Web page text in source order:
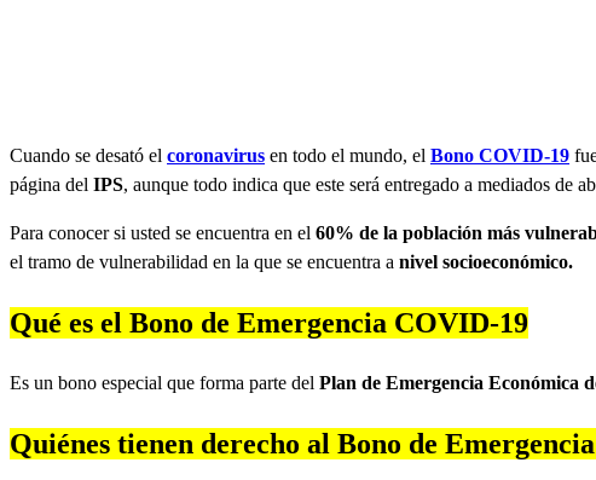
Cuando se desató el coronavirus en todo el mundo, el Bono COVID-19
página del IPS, aunque todo indica que este será entregado a mediados de
Para conocer si usted se encuentra en el 60% de la población más
el tramo de vulnerabilidad en la que se encuentra a nivel socioeconómico.
Qué es el Bono de Emergencia COVID-19
Es un bono especial que forma parte del Plan de Emergencia Económica
Quiénes tienen derecho al Bono de